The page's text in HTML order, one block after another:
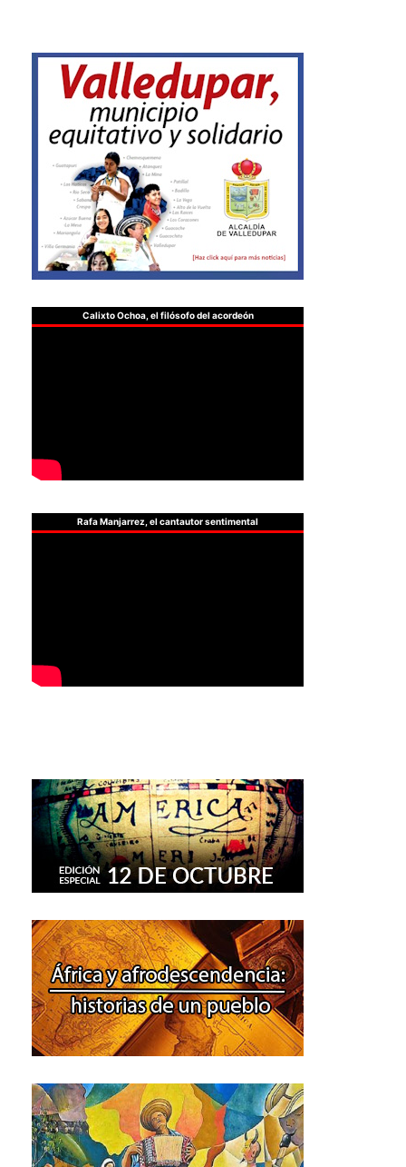
Calixto Ochoa, el filósofo del acordeón
Rafa Manjarrez, el cantautor sentimental